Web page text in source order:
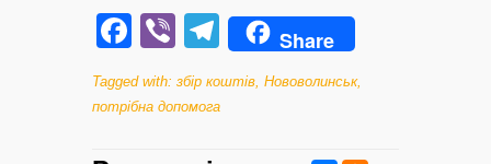
Facebook
ViberTelegram
Share
Tagged with: збір коштів, Нововолинськ,
потрібна допомога